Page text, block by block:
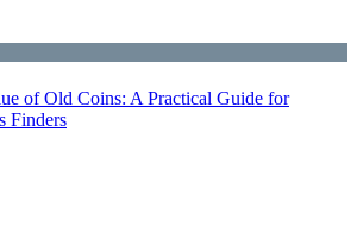
of Old Coins: A Practical Guide for
Finders